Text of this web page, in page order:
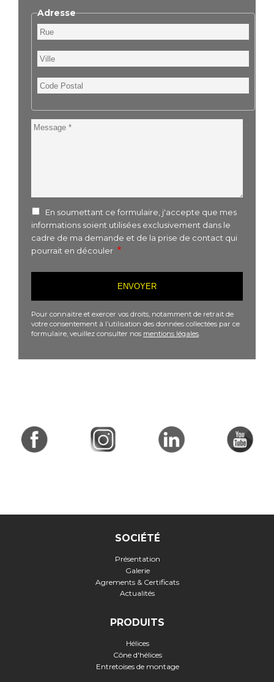
Adresse
Rue
Ville
Code
Postal
Message
En soumettant ce formulaire, j'accepte que mes
informations soient utilisées exclusivement dans le
cadre de ma demande et de la prise de contact qui
pourrait en découler
Pour connaitre et exercer vos droits, notamment de retrait de
votre consentement à l’utilisation des données collectées par ce
formulaire, veuillez consulter nos mentions légales
SOCIÉTÉ
Présentation
Galerie
Agrements & Certificats
Actualités
PRODUITS
Hélices
Cône d'hélices
Entretoises de montage